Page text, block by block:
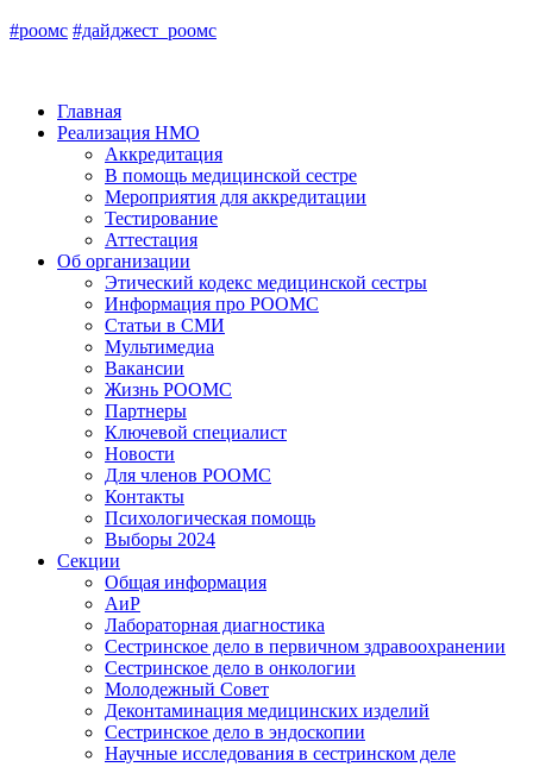
#роомс #дайджест_роомс
Главная
Реализация НМО
Аккредитация
В помощь медицинской сестре
Мероприятия для аккредитации
Тестирование
Аттестация
Об организации
Этический кодекс медицинской сестры
Информация про РООМС
Статьи в СМИ
Мультимедиа
Вакансии
Жизнь РООМС
Партнеры
Ключевой специалист
Новости
Для членов РООМС
Контакты
Психологическая помощь
Выборы 2024
Секции
Общая информация
АиР
Лабораторная диагностика
Сестринское дело в первичном здравоохранении
Сестринское дело в онкологии
Молодежный Совет
Деконтаминация медицинских изделий
Сестринское дело в эндоскопии
Научные исследования в сестринском деле